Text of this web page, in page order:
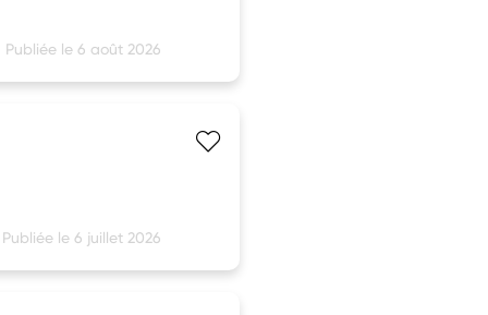
Publiée le 6 août 2026
Publiée le 6 juillet 2026